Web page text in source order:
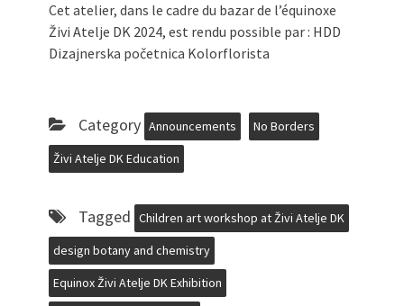
Cet atelier, dans le cadre du bazar de l’équinoxe
Živi Atelje DK 2024, est rendu possible par : HDD
Dizajnerska početnica Kolorflorista
Category Announcements
No Borders
Živi Atelje DK Education
Tagged Children art workshop at Živi Atelje DK
design botany and chemistry
Equinox Živi Atelje DK Exhibition